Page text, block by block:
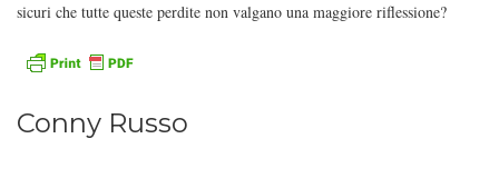
sicuri che tutte queste perdite non valgano una maggiore riflessione?
Conny Russo